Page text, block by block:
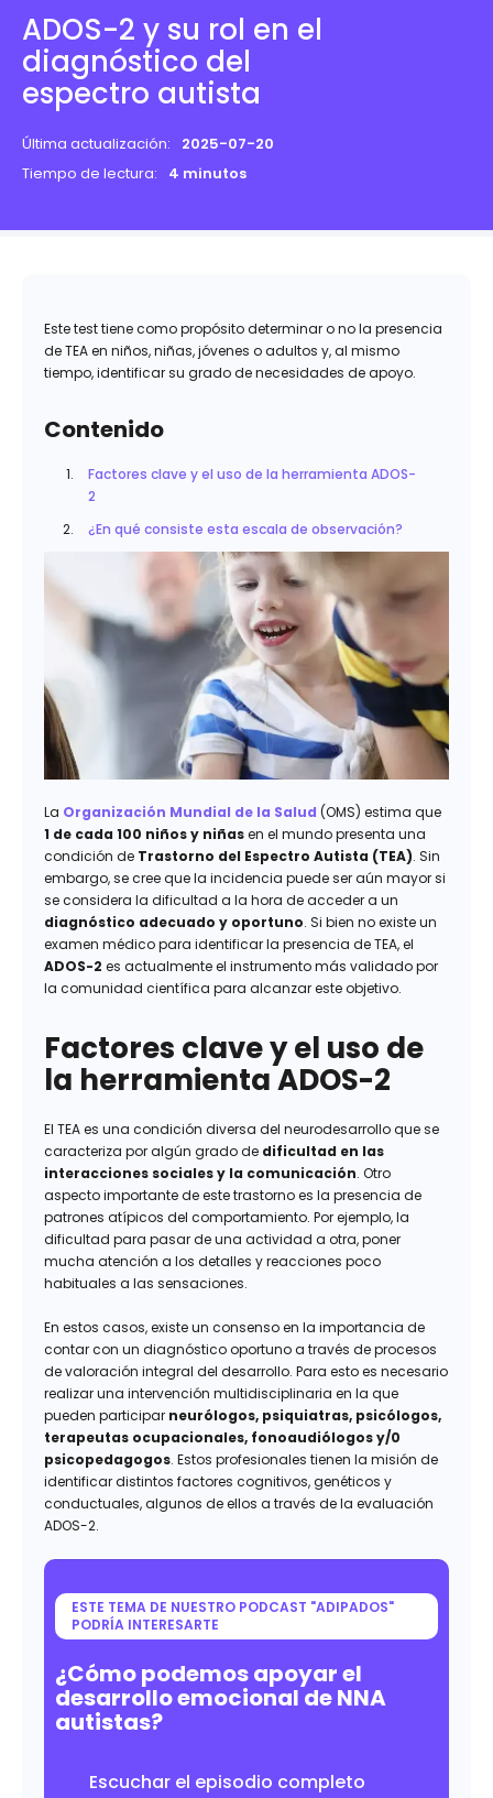
ADOS-2 y su rol en el
diagnóstico del
espectro autista
Última actualización:
2025-07-20
Tiempo de lectura:
4 minutos
Este test tiene como propósito determinar o no la presencia
de TEA en niños, niñas, jóvenes o adultos y, al mismo
tiempo, identificar su grado de necesidades de apoyo.
Contenido
Factores clave y el uso de la herramienta ADOS-
2
¿En qué consiste esta escala de observación?
La Organización Mundial de la Salud (OMS) estima que
1 de cada 100 niñosy niñasen el mundo presenta una
condición de Trastorno del Espectro Autista (TEA). Sin
embargo, se cree que la incidencia puede ser aún mayor si
se considera la dificultad a la hora de acceder a un
diagnóstico adecuado y oportuno. Si bien no existe un
examen médico para identificar la presencia de TEA, el
ADOS-2 es actualmente el instrumento más validado por
la comunidad científica para alcanzar este objetivo.
Factores clave y el uso de
la herramienta ADOS-2
El TEA es una condición diversa del neurodesarrollo que se
caracteriza por algún grado de dificultad en las
interacciones sociales y la comunicación. Otro
aspecto importante de este trastorno es la presencia de
patrones atípicos del comportamiento. Por ejemplo, la
dificultad para pasar de una actividad a otra, poner
mucha atención a los detalles y reacciones poco
habituales a las sensaciones.
En estos casos, existe un consenso en la importancia de
contar con un diagnóstico oportuno a través de procesos
de valoración integral del desarrollo. Para esto es necesario
realizar una intervención multidisciplinaria en la que
pueden participar neurólogos, psiquiatras, psicólogos,
terapeutas ocupacionales, fonoaudiólogos y/0
psicopedagogos. Estos profesionales tienen la misión de
identificar distintos factores cognitivos, genéticos y
conductuales, algunos de ellos a través de la evaluación
ADOS-2.
ESTE TEMA DE NUESTRO PODCAST "ADIPADOS"
PODRÍA INTERESARTE
¿Cómo podemos apoyar el
desarrollo emocional de NNA
autistas?
Escuchar el episodio completo